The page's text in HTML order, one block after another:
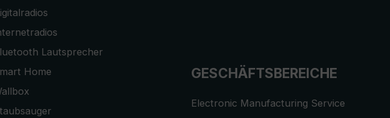
Lautsprecher
Home
GESCHÄFTSBEREICHE
Electronic Manufacturing Service